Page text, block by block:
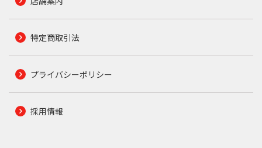
特定商取引法
プライバシーポリシー
採用情報